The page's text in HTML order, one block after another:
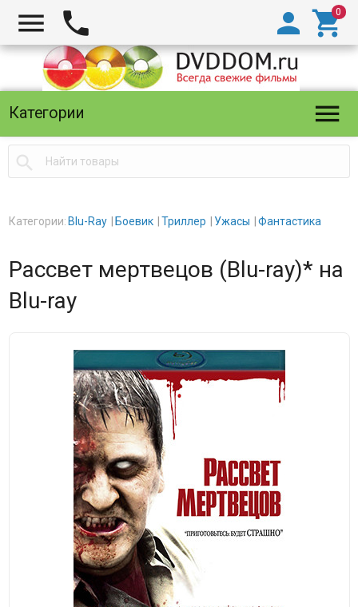
  

Категории 

Категории: Blu-Ray Боевик Триллер Ужасы Фантастика
Рассвет мертвецов (Blu-ray)* на
Blu-ray